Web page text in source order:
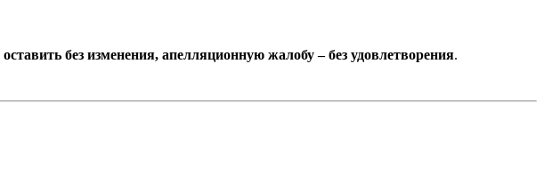
оставить без изменения, апелляционную жалобу – без удовлетворения.